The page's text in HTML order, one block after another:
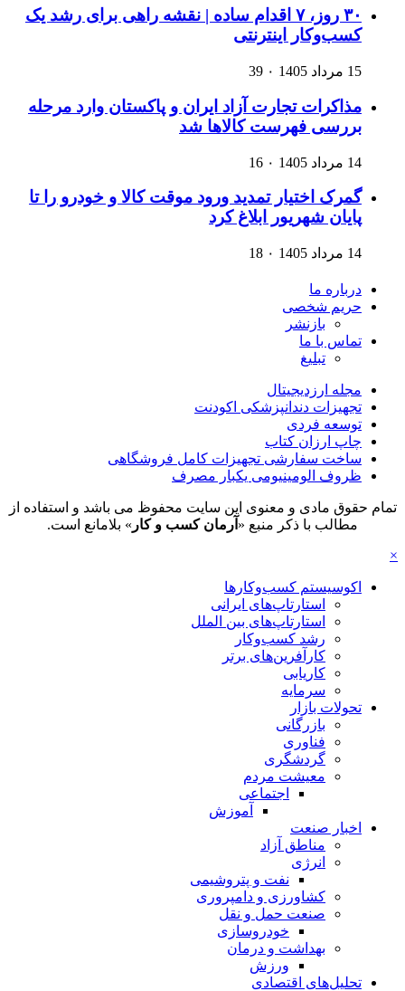
۳۰ روز، ۷ اقدام ساده | نقشه راهی برای رشد یک
کسب‌وکار اینترنتی
15 مرداد 1405 ۰ 39
مذاکرات تجارت آزاد ایران و پاکستان وارد مرحله
بررسی فهرست کالاها شد
14 مرداد 1405 ۰ 16
گمرک اختیار تمدید ورود موقت کالا و خودرو را تا
پایان شهریور ابلاغ کرد
14 مرداد 1405 ۰ 18
درباره ما
حریم شخصی
بازنشر
تماس با ما
تبلیغ
مجله ارزدیجیتال
تجهیزات دندانپزشکی اکودنت
توسعه فردی
چاپ ارزان کتاب
ساخت سفارشی تجهیزات کامل فروشگاهی
ظروف الومینیومی یکبار مصرف
تمام حقوق مادی و معنوی این سایت محفوظ می باشد و استفاده از
مطالب با ذکر منبع « آرمان کسب و کار » بلامانع است.
×
اکوسیستم کسب‌وکارها
استارتاپ‌های ایرانی
استارتاپ‌های بین الملل
رشد کسب‌وکار
کارآفرین‌های برتر
کاریابی
سرمایه
تحولات بازار
بازرگانی
فناوری
گردشگری
معیشت مردم
اجتماعی
آموزش
اخبار صنعت
مناطق آزاد
انرژی
نفت و پتروشیمی
کشاورزی و دامپروری
صنعت حمل و نقل
خودروسازی
بهداشت و درمان
ورزش
تحلیل‌های اقتصادی